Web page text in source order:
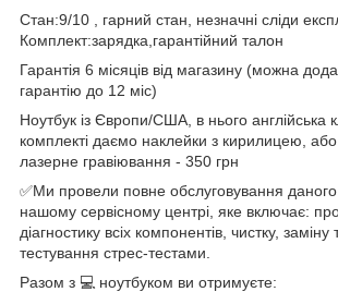
Стан:9/10 , гарний стан, незначні сліди
Комплект:зарядка,гарантійний талон
Гарантія 6 місяців від магазину (можна
гарантію до 12 міс)
Ноутбук із Європи/США, в нього англійська
комплекті даємо наклейки з кирилицею,
лазерне гравіювання - 350 грн
✅Ми провели повне обслуговування даного
нашому сервісному центрі, яке включає:
діагностику всіх компонентів, чистку,
тестування стрес-тестами.
Разом з 💻 ноутбуком ви отримуєте: